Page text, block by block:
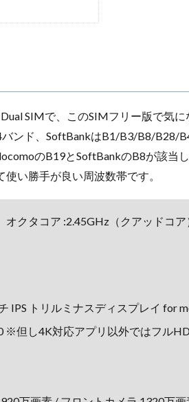
SIMで、このSIMフリー版で気に
ンド、SoftBankはB1/B3/B8/B28/
のB19とSoftBankのB8が該当
い勝手が良い周波数帯です。
クタコア :2.45GHz（クアッドコ
IPS トリルミナスディスプレイ for
※但し4K対応アプリ以外ではフル